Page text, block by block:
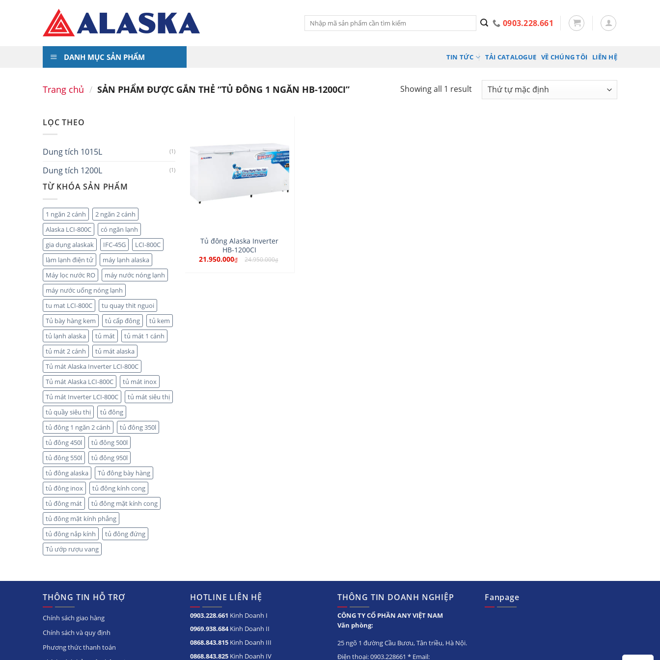
Tìm
kiếm:
0903.228.661
DANH MỤC SẢN PHẨM TIN TỨC TẢI CATALOGUE VỀ CHÚNG TÔI LIÊN HỆ
Trang chủ / SẢN PHẨM ĐƯỢC GẮN THẺ “TỦ ĐÔNG 1 NGĂN HB-1200CI” Showing all 1 result
LỌC THEO
Dung tích 1015L (1)
Dung tích 1200L (1)
TỪ KHÓA SẢN PHẨM
1 ngăn 2 cánh
2 ngăn 2 cánh
Alaska LCI-800C
có ngăn lạnh
gia dụng alaskak
IFC-45G
LCI-800C
làm lạnh điện tử
máy lạnh alaska
Máy lọc nước RO
máy nước nóng lạnh
máy nước uống nóng lạnh
tu mat LCI-800C
tu quay thit nguoi
Tủ bày hàng kem
tủ cấp đông
tủ kem
tủ lạnh alaska
tủ mát
tủ mát 1 cánh
tủ mát 2 cánh
tủ mát alaska
Tủ mát Alaska Inverter LCI-800C
Tủ mát Alaska LCI-800C
tủ mát inox
Tủ mát Inverter LCI-800C
tủ mát siêu thị
tủ quầy siêu thị
tủ đông
tủ đông 1 ngăn 2 cánh
tủ đông 350l
tủ đông 450l
tủ đông 500l
tủ đông 550l
tủ đông 950l
tủ đông alaska
Tủ đông bày hàng
tủ đông inox
tủ đông kính cong
tủ đông mát
tủ đông mặt kính cong
tủ đông mặt kính phẳng
tủ đông nắp kính
tủ đông đứng
Tủ ướp rượu vang
Tủ đông Alaska Inverter
HB-1200CI
21.950.000₫ 24.950.000₫
THÔNG TIN HỖ TRỢ
Chính sách giao hàng
Chính sách và quy định
Phương thức thanh toán
HOTLINE LIÊN HỆ
0903.228.661 Kinh Doanh I
0969.938.684Kinh Doanh II
0868.843.815 Kinh Doanh III
0868.843.825 Kinh Doanh IV
THÔNG TIN DOANH NGHIỆP
CÔNG TY CỔ PHẦN ANY VIỆT NAM
Văn phòng:
25 ngõ 1 đường Cầu Bươu, Tân triều, Hà Nội.
Điện thoại: 0903.228661 * Email:
Fanpage